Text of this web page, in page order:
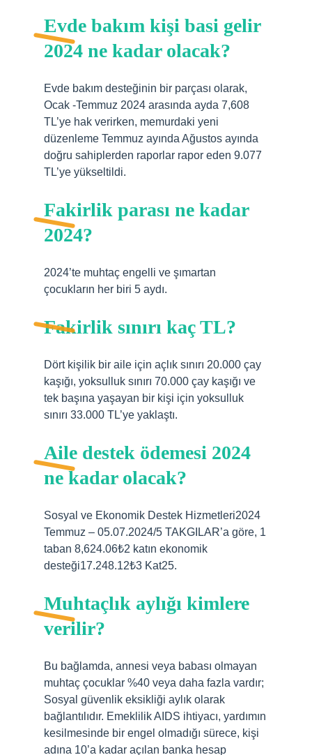
Evde bakım kişi basi gelir
2024 ne kadar olacak?
Evde bakım desteğinin bir parçası olarak,
Ocak -Temmuz 2024 arasında ayda 7,608
TL’ye hak verirken, memurdaki yeni
düzenleme Temmuz ayında Ağustos ayında
doğru sahiplerden raporlar rapor eden 9.077
TL’ye yükseltildi.
Fakirlik parası ne kadar
2024?
2024’te muhtaç engelli ve şımartan
çocukların her biri 5 aydı.
Fakirlik sınırı kaç TL?
Dört kişilik bir aile için açlık sınırı 20.000 çay
kaşığı, yoksulluk sınırı 70.000 çay kaşığı ve
tek başına yaşayan bir kişi için yoksulluk
sınırı 33.000 TL’ye yaklaştı.
Aile destek ödemesi 2024
ne kadar olacak?
Sosyal ve Ekonomik Destek Hizmetleri2024
Temmuz – 05.07.2024/5 TAKGILAR’a göre, 1
taban 8,624.06₺2 katın ekonomik
desteği17.248.12₺3 Kat25.
Muhtaçlık aylığı kimlere
verilir?
Bu bağlamda, annesi veya babası olmayan
muhtaç çocuklar %40 veya daha fazla vardır;
Sosyal güvenlik eksikliği aylık olarak
bağlantılıdır. Emeklilik AIDS ihtiyacı, yardımın
kesilmesinde bir engel olmadığı sürece, kişi
adına 10’a kadar açılan banka hesap